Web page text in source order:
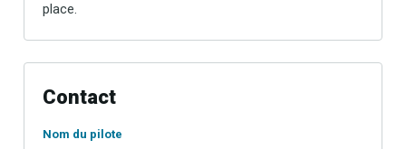
place.
Contact
Nom du pilote